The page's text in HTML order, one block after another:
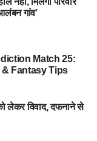
गांव’
Match 25:
& Fantasy Tips
लेकर विवाद, दफनाने से